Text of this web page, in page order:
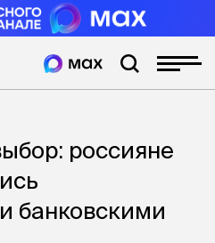
россияне
банковскими